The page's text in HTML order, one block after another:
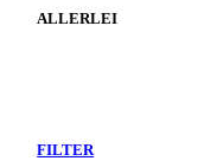
ALLERLEI
FILTER